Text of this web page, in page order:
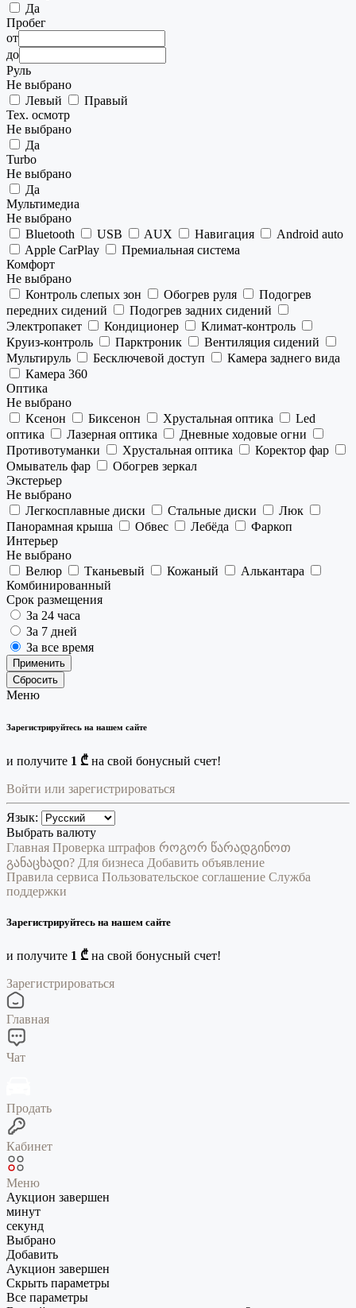
Да
Пробег
от
до
Руль
Не выбрано
Левый
Правый
Тех. осмотр
Не выбрано
Да
Turbo
Не выбрано
Да
Мультимедиа
Не выбрано
Bluetooth
USB AUX Навигация
Android auto
Apple CarPlay
Премиальная система
Комфорт
Не выбрано
Контроль слепых зон
Обогрев руля
Подогрев
передних сидений
Подогрев задних сидений
Электропакет
Кондиционер
Климат-контроль
Круиз-контроль
Парктроник
Вентиляция сидений
Мультируль
Бесключевой доступ
Камера заднего вида
Камера 360
Оптика
Не выбрано
Ксенон
Биксенон Хрустальная оптика
Led
оптика
Лазерная оптика
Дневные ходовые огни
Противотуманки
Хрустальная оптика
Коректор фар
Омыватель фар
Обогрев зеркал
Экстерьер
Не выбрано
Легкосплавные диски
Стальные диски
Люк
Панорамная крыша
Обвес Лебёда
Фаркоп
Интерьер
Не выбрано
Велюр
Тканьевый Кожаный
Алькантара
Комбинированный
Срок размещения
За 24 часа
За 7 дней
За все время
Применить
Сбросить
Меню
Зарегистрируйтесь на нашем сайте
и получите 1 ₾ на свой бонусный счет!
Войти или зарегистрироваться
Язык:
Выбрать валюту
Главная Проверка штрафов როგორ წარადგინოთ
განაცხადი? Для бизнеса Добавить объявление
Правила сервиса Пользовательское соглашение Служба
поддержки
Зарегистрируйтесь на нашем сайте
и получите 1 ₾ на свой бонусный счет!
Зарегистрироваться
Главная
Чат
Продать
Кабинет
Меню
Аукцион завершен
минут
секунд
Выбрано
Добавить
Аукцион завершен
Скрыть параметры
Все параметры